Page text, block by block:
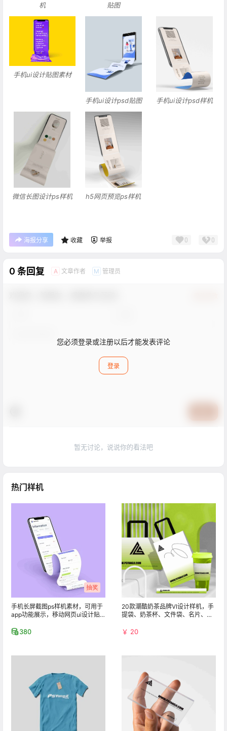
机
贴图
手机ui设计贴图素材
手机ui设计psd贴图 手机ui设计psd样机
微信长图设计ps样机 h5网页预览ps样机
海报分享 收藏 举报 0 0
0 条回复 A 文章作者 M 管理员
您必须登录或注册以后才能发表评论
登录
暂无讨论，说说你的看法吧
热门样机
抽奖
手机长屏截图ps样机素材，可用于
app功能展示，移动网页ui设计贴
380
20款潮酷奶茶品牌VI设计样机，手
提袋、奶茶杯、文件袋、名片、信
￥ 20